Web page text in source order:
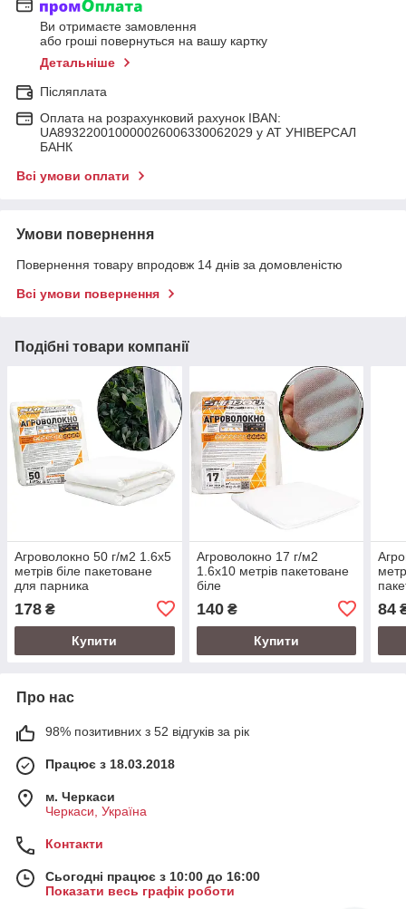
Ви отримаєте замовлення
або гроші повернуться на вашу картку
Детальніше
Післяплата
Оплата на розрахунковий рахунок IBAN:
UA893220010000026006330062029 у АТ УНІВЕРСАЛ
БАНК
Всі умови оплати
Умови повернення
Повернення товару впродовж 14 днів за домовленістю
Всі умови повернення
Подібні товари компанії
Агроволокно 50 г/м2 1.6х5
метрів біле пакетоване
для парника
178 ₴
Купити
Агроволокно 17 г/м2
1.6х10 метрів пакетоване
біле
140₴
Купити
84
Про нас
98% позитивних з 52 відгуків за рік
Працює з 18.03.2018
м. Черкаси
Черкаси, Україна
Контакти
Сьогодні працює з 10:00 до 16:00
Показати весь графік роботи